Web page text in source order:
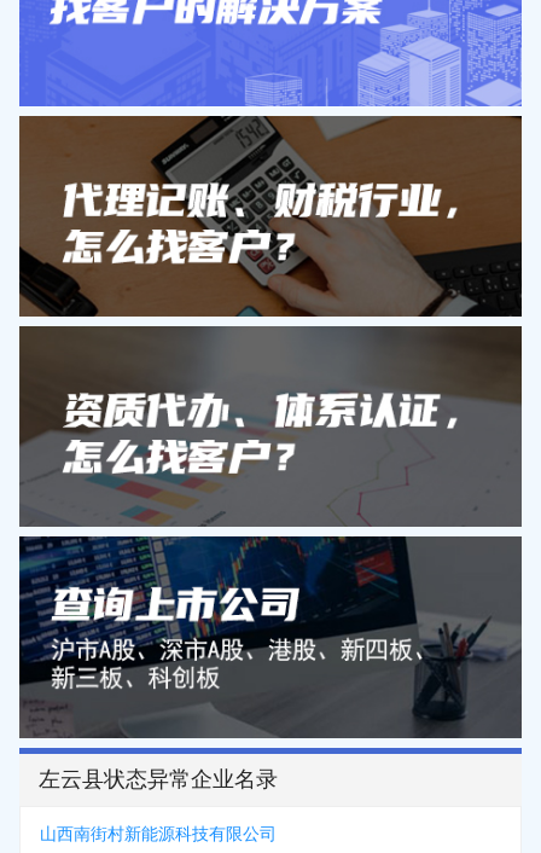
左云县状态异常企业名录
山西南街村新能源科技有限公司